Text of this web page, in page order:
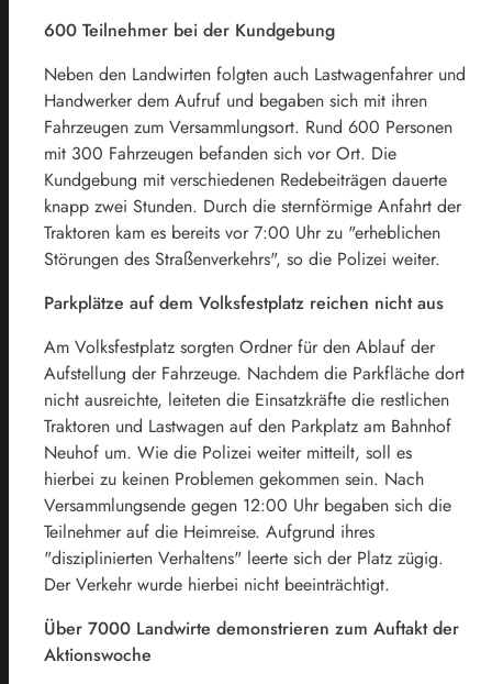
600 Teilnehmer bei der Kundgebung
Neben den Landwirten folgten auch Lastwagenfahrer und
Handwerker dem Aufruf und begaben sich mit ihren
Fahrzeugen zum Versammlungsort. Rund 600 Personen
mit 300 Fahrzeugen befanden sich vor Ort. Die
Kundgebung mit verschiedenen Redebeiträgen dauerte
knapp zwei Stunden. Durch die sternförmige Anfahrt der
Traktoren kam es bereits vor 7:00 Uhr zu "erheblichen
Störungen des Straßenverkehrs", so die Polizei weiter.
Parkplätze auf dem Volksfestplatz reichen nicht aus
Am Volksfestplatz sorgten Ordner für den Ablauf der
Aufstellung der Fahrzeuge. Nachdem die Parkfläche dort
nicht ausreichte, leiteten die Einsatzkräfte die restlichen
Traktoren und Lastwagen auf den Parkplatz am Bahnhof
Neuhof um. Wie die Polizei weiter mitteilt, soll es
hierbei zu keinen Problemen gekommen sein. Nach
Versammlungsende gegen 12:00 Uhr begaben sich die
Teilnehmer auf die Heimreise. Aufgrund ihres
"disziplinierten Verhaltens" leerte sich der Platz zügig.
Der Verkehr wurde hierbei nicht beeinträchtigt.
Über 7000 Landwirte demonstrieren zum Auftakt der
Aktionswoche